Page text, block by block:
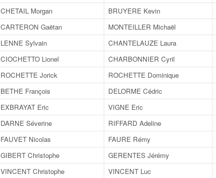
CHETAIL Morgan BRUYERE Kevin
CARTERON Gaëtan MONTEILLER Michaël
LENNE Sylvain CHANTELAUZE Laura
CIOCHETTO Lionel CHARBONNIER Cyril
ROCHETTE Jorick ROCHETTE Dominique
BETHE François DELORME Cédric
EXBRAYAT Eric VIGNE Eric
DARNE Séverine RIFFARD Adeline
FAUVET Nicolas FAURE Rémy
GIBERT Christophe GERENTES Jérémy
VINCENT Christophe VINCENT Luc